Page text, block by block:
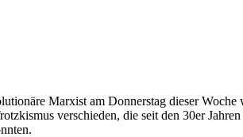
Marxist am Donnerstag dieser
verschieden, die seit den 30er